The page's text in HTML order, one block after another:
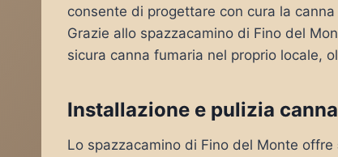
consente di progettare con cura la
Grazie allo spazzacamino di Fino del
sicura canna fumaria nel proprio locale,
Installazione e pulizia
Lo spazzacamino di Fino del Monte offre